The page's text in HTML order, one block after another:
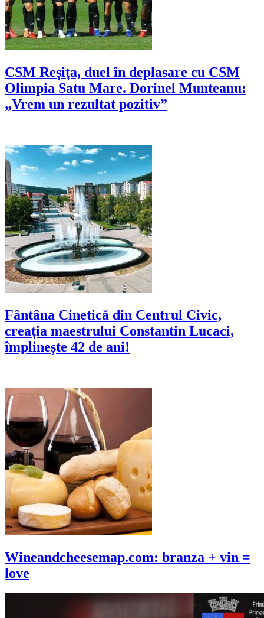
CSM Reșița, duel în deplasare cu CSM
Olimpia Satu Mare. Dorinel Munteanu:
„Vrem un rezultat pozitiv”
Fântâna Cinetică din Centrul Civic,
creația maestrului Constantin Lucaci,
împlinește 42 de ani!
Wineandcheesemap.com: branza + vin =
love